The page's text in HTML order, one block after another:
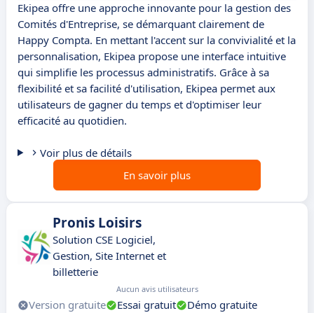
Ekipea offre une approche innovante pour la gestion des
Comités d'Entreprise, se démarquant clairement de
Happy Compta. En mettant l'accent sur la convivialité et la
personnalisation, Ekipea propose une interface intuitive
qui simplifie les processus administratifs. Grâce à sa
flexibilité et sa facilité d'utilisation, Ekipea permet aux
utilisateurs de gagner du temps et d'optimiser leur
efficacité au quotidien.
Voir plus de détails
En savoir plus
Pronis Loisirs
Solution CSE Logiciel,
Gestion, Site Internet et
billetterie
Aucun avis utilisateurs
Version gratuite Essai gratuit
Démo gratuite